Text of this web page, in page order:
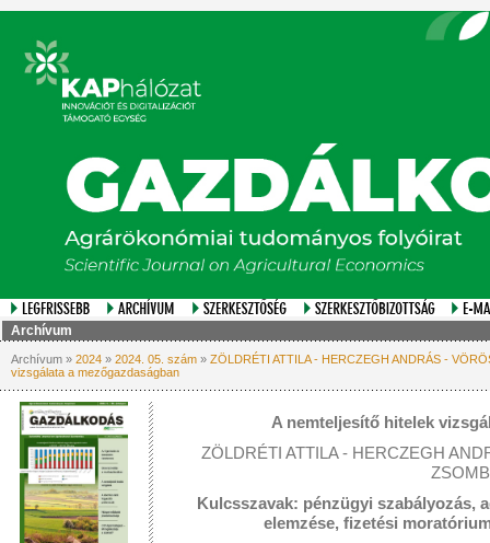
Archívum
Archívum » 2024 » 2024. 05. szám » ZÖLDRÉTI ATTILA - HERCZEGH ANDRÁS -
vizsgálata a mezőgazdaságban
A nemteljesítő hitelek
ZÖLDRÉTI ATTILA - HERCZEGH
Kulcsszavak: pénzügyi szabályozás,
elemzése, fizetési